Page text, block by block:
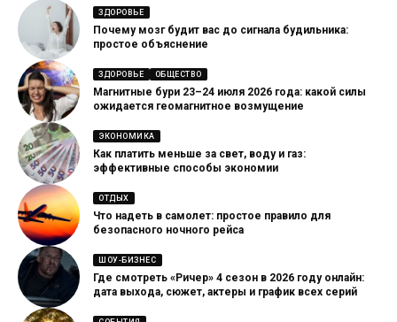
ЗДОРОВЬЕ
Почему мозг будит вас до сигнала будильника:
простое объяснение
ЗДОРОВЬЕ ОБЩЕСТВО
Магнитные бури 23–24 июля 2026 года: какой силы
ожидается геомагнитное возмущение
ЭКОНОМИКА
Как платить меньше за свет, воду и газ:
эффективные способы экономии
ОТДЫХ
Что надеть в самолет: простое правило для
безопасного ночного рейса
ШОУ-БИЗНЕС
Где смотреть «Ричер» 4 сезон в 2026 году онлайн:
дата выхода, сюжет, актеры и график всех серий